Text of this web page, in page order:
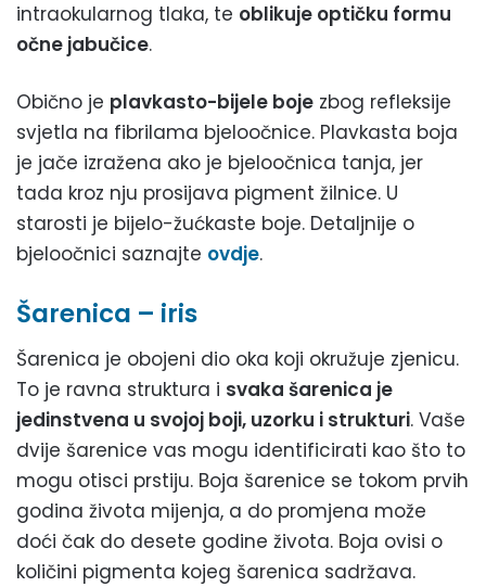
intraokularnog tlaka, te oblikuje optičku formu
očne jabučice.
Obično je plavkasto-bijele boje zbog refleksije
svjetla na fibrilama bjeloočnice. Plavkasta boja
je jače izražena ako je bjeloočnica tanja, jer
tada kroz nju prosijava pigment žilnice. U
starosti je bijelo-žućkaste boje. Detaljnije o
bjeloočnici saznajte ovdje.
Šarenica – iris
Šarenica je obojeni dio oka koji okružuje zjenicu.
To je ravna struktura i svaka šarenica je
jedinstvena u svojoj boji, uzorku i strukturi. Vaše
dvije šarenice vas mogu identificirati kao što to
mogu otisci prstiju. Boja šarenice se tokom prvih
godina života mijenja, a do promjena može
doći čak do desete godine života. Boja ovisi o
količini pigmenta kojeg šarenica sadržava.